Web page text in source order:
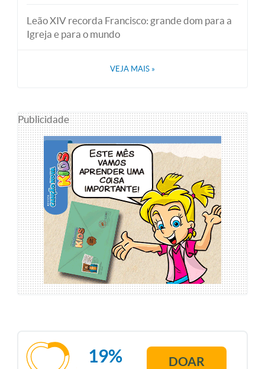
Leão XIV recorda Francisco: grande dom para a
Igreja e para o mundo
VEJA MAIS »
Publicidade
19% DOAR